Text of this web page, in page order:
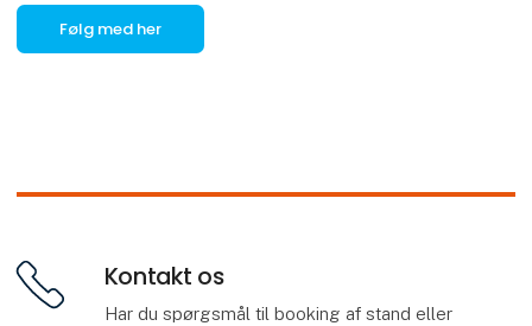
Følg med her
Kontakt os
Har du spørgsmål til booking af stand eller